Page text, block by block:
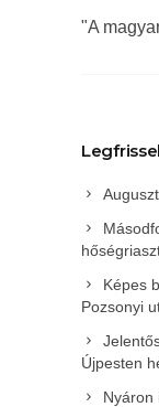
"A
Képes
Pozsonyi
Újpesten
Nyáron